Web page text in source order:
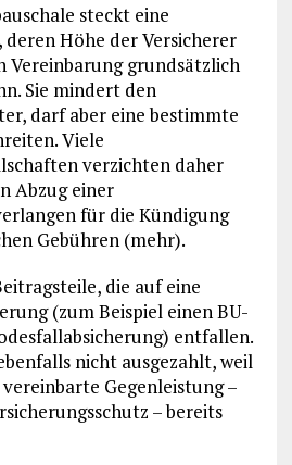
steckt eine
deren Höhe der Versicherer
Vereinbarung grundsätzlich
Sie mindert den
darf aber eine bestimmte
Viele
verzichten daher
Abzug einer
für die Kündigung
Gebühren (mehr).
die auf eine
(zum Beispiel einen BU-
entfallen.
nicht ausgezahlt, weil
Gegenleistung –
– bereits